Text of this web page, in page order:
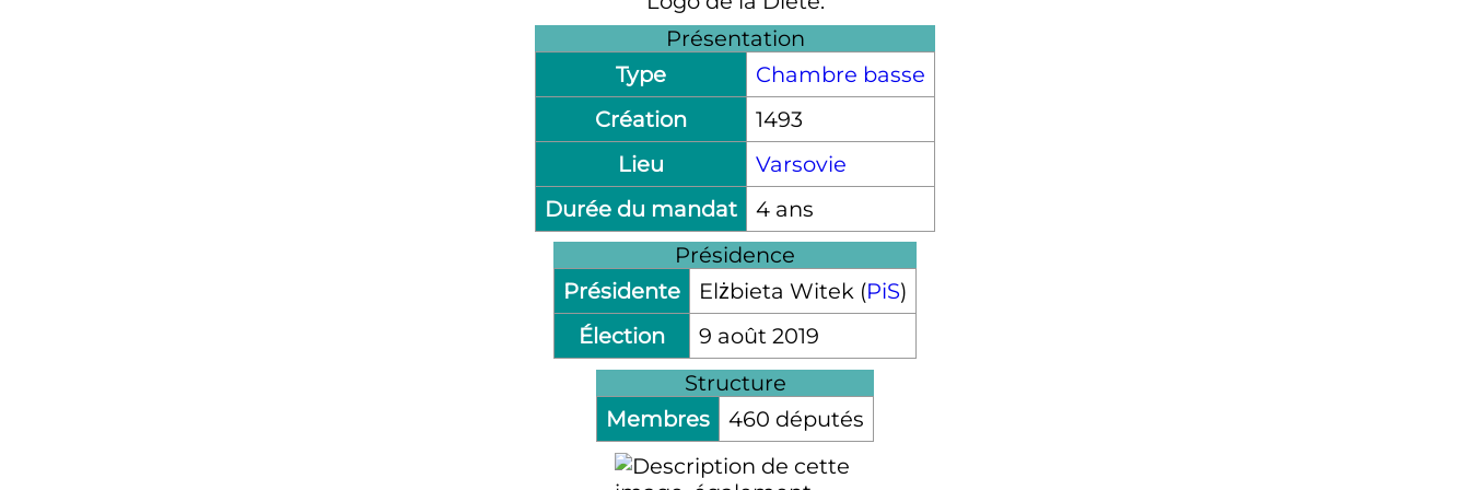
Présentation
Type
Chambre basse
Création
1493
Lieu
Varsovie
Durée du mandat
4 ans
Présidence
Présidente
Elżbieta Witek (PiS)
Élection
9 août 2019
Structure
Membres
460 députés